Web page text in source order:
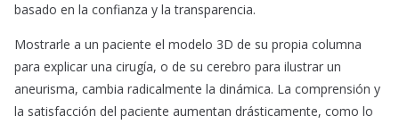
basado en la confianza y la transparencia.
Mostrarle a un paciente el modelo 3D de su propia columna
para explicar una cirugía, o de su cerebro para ilustrar un
aneurisma, cambia radicalmente la dinámica. La comprensión y
la satisfacción del paciente aumentan drásticamente, como lo